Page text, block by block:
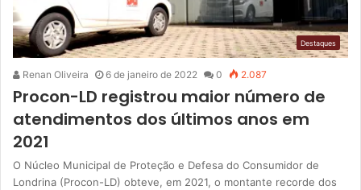
Destaques
Renan Oliveira 6 de janeiro de 2022 0 2.087
Procon-LD registrou maior número de
atendimentos dos últimos anos em
2021
O Núcleo Municipal de Proteção e Defesa do Consumidor de
Londrina (Procon-LD) obteve, em 2021, o montante recorde dos